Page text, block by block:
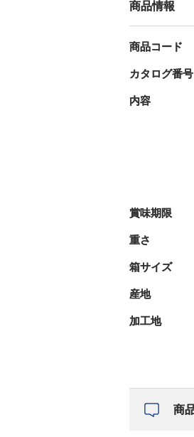
商品情報
商品コード
カタログ番号
内容
賞味期限
重さ
箱サイズ
産地
加工地
商